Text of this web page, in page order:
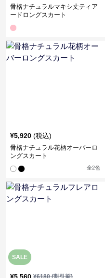
骨格ナチュラルマキシ丈ティア
ードロングスカート
¥5,920 (税込)
骨格ナチュラル花柄オーバーロ
ングスカート
全2色
SALE